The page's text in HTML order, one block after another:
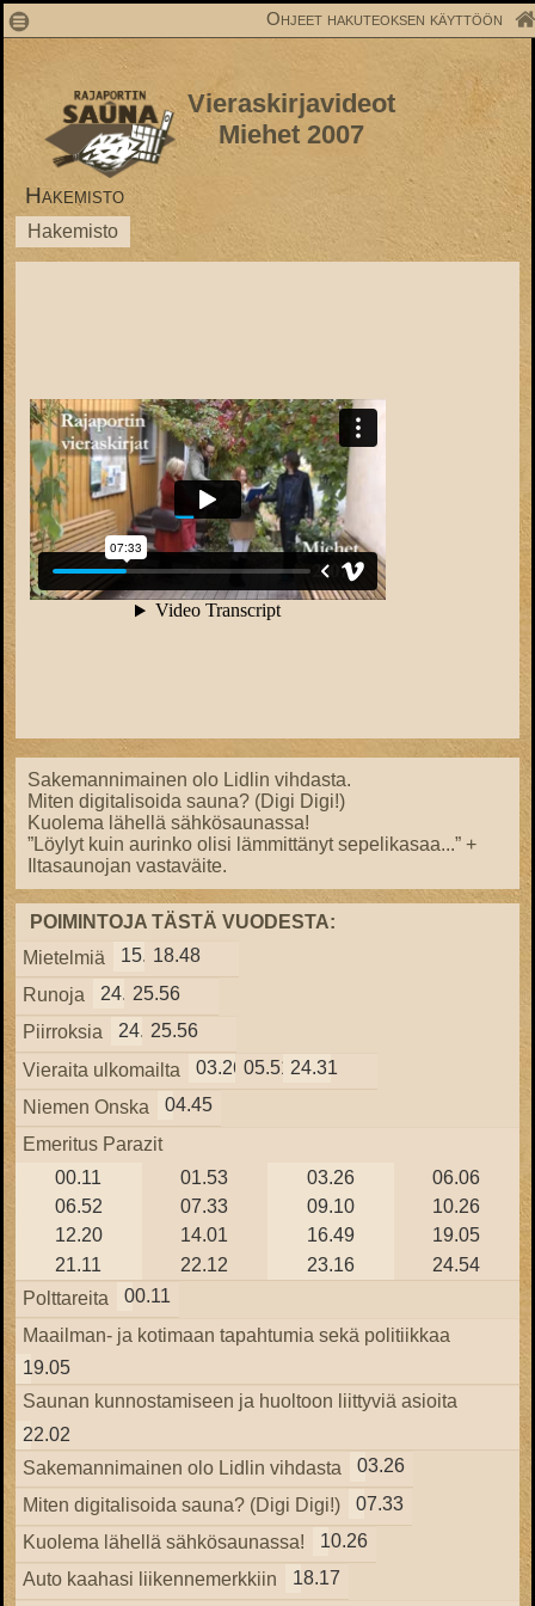
1 Ohjeet hakuteoksen käyttöön
Vieraskirjavideot
Miehet 2007
Hakemisto
Hakemisto
Sakemannimainen olo Lidlin vihdasta.
Miten digitalisoida sauna? (Digi Digi!)
Kuolema lähellä sähkösaunassa!
”Löylyt kuin aurinko olisi lämmittänyt sepelikasaa...” +
Iltasaunojan vastaväite.
POIMINTOJA TÄSTÄ VUODESTA:
Mietelmiä
15.5718.48
Runoja
24.3825.56
Piirroksia
24.3825.56
Vieraita ulkomailta
03.2605.51 24.31
Niemen Onska
04.45
Emeritus Parazit
00.11
01.53 03.26
06.06
06.52
07.33 09.10
10.26
12.20
14.01 16.49
19.05
21.11
22.12 23.16
24.54
Polttareita
00.11
Maailman- ja kotimaan tapahtumia sekä politiikkaa
19.05
Saunan kunnostamiseen ja huoltoon liittyviä asioita
22.02
Sakemannimainen olo Lidlin vihdasta
03.26
Miten digitalisoida sauna? (Digi Digi!)
07.33
Kuolema lähellä sähkösaunassa!
10.26
Auto kaahasi liikennemerkkiin
18.17